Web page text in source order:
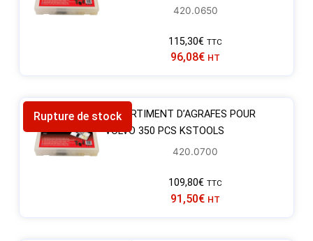
420.0650
115,30€ TTC
96,08€ HT
Rupture de stockASSORTIMENT D’AGRAFES POUR
VOLVO 350 PCS KSTOOLS
420.0700
109,80€ TTC
91,50€ HT